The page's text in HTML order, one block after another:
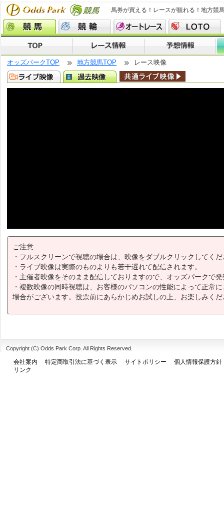
馬券が買える！レースが観れる！地方競
オッズパークTOP 地方競馬TOP レース映像
ご注意
・フルスクリーンで視聴の場合は、映像をダブルクリックしてく
・ライブ映像は実際のものよりも若干遅れて配信されます。
・主催者映像をそのまま配信しておりますので、オッズパークで
・複数映像の同時視聴は、お客様のパソコンの性能によって正常
場合がございます。投票前にあらかじめお試しの上、お楽しみく
Copyright (C) Odds Park Corp. All Rights Reserved.
会社案内 特定商取引法に基づく表示 サイトポリシー
個人情報保護方針
リンク